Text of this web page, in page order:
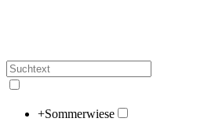
+Sommerwiese